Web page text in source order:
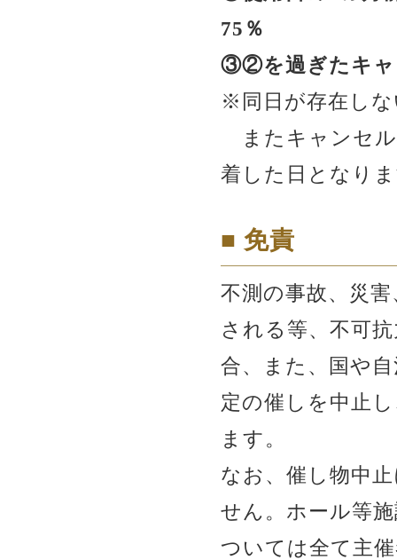
75％
③②を過ぎたキャ
※同日が存在し
またキャンセル
着した日となり
■ 免責
不測の事故、災
される等、不可
合、また、国や
定の催しを中止
ます。
なお、催し物中
せん。ホール等
ついては全て主